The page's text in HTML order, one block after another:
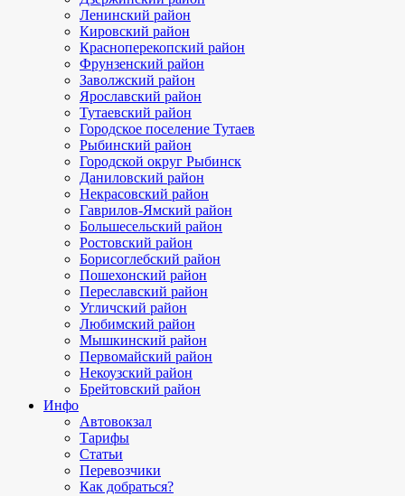
Ленинский район
Кировский район
Красноперекопский район
Фрунзенский район
Заволжский район
Ярославский район
Тутаевский район
Городское поселение Тутаев
Рыбинский район
Городской округ Рыбинск
Даниловский район
Некрасовский район
Гаврилов-Ямский район
Большесельский район
Ростовский район
Борисоглебский район
Пошехонский район
Переславский район
Угличский район
Любимский район
Мышкинский район
Первомайский район
Некоузский район
Брейтовский район
Инфо
Автовокзал
Тарифы
Статьи
Перевозчики
Как добраться?